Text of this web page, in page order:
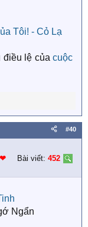
Tôi! - Cỏ Lạ
điều lệ của cuộc
#40
❤︎ Bài viết: 452
Ngẩn